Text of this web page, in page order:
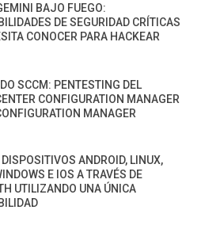
BAJO FUEGO:
DE SEGURIDAD CRÍTICAS
CONOCER PARA HACKEAR
SCCM: PENTESTING DEL
CONFIGURATION MANAGER
MANAGER
ANDROID, LINUX,
E IOS A TRAVÉS DE
UTILIZANDO UNA ÚNICA